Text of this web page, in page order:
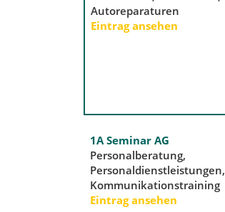
Autoreparaturen
Eintrag ansehen
1A Seminar AG
Personalberatung,
Personaldienstleistungen,
Kommunikationstraining
Eintrag ansehen